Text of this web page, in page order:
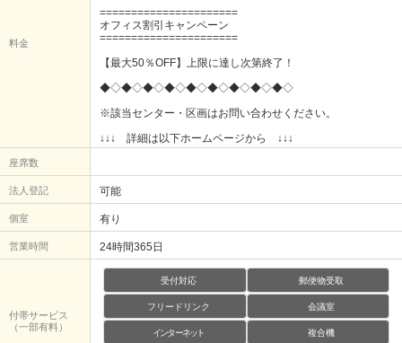
料金
======================
オフィス割引キャンペーン
======================
【最大50％OFF】上限に達し次第終了！
◆◇◆◇◆◇◆◇◆◇◆◇◆◇◆◇◆◇
※該当センター・区画はお問い合わせください。
↓↓↓ 詳細は以下ホームページから ↓↓↓
座席数
法人登記 可能
個室 有り
営業時間 24時間365日
付帯サービス
（一部有料）
受付対応 郵便物受取
フリードリンク 会議室
インターネット 複合機